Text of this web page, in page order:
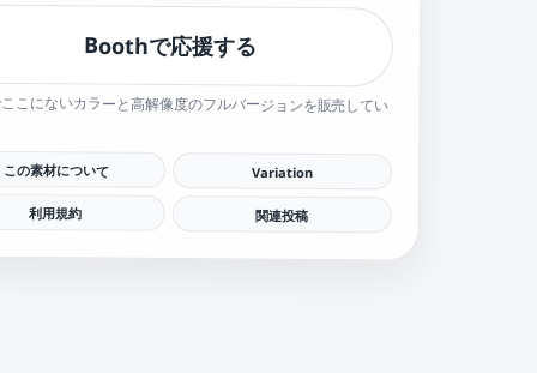
Boothで応援する
こにないカラーと高解像度のフルバージョンを販売してい
この素材について Variation
利用規約 関連投稿